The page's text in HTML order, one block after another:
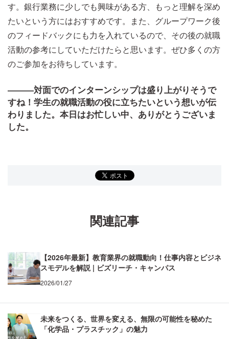
す。銀行業務に少しでも興味がある方、もっと理解を深め
たいという方にはおすすめです。また、グループワーク後
のフィードバックにも力を入れているので、その後の就職
活動の参考にしていただけたらと思います。ぜひ多くの方
のご参加をお待ちしています。
―――対面でのインターンシップは盛り上がりそうで
すね！学生の就職活動の役に立ちたいという想いが伝
わりました。本日はお忙しい中、ありがとうございま
した。
関連記事
【2026年最新】教育業界の就職動向！仕事内容とビジネ
スモデルを解説 | ビズリーチ・キャンパス
2026/01/27
未来をつくる、世界を変える、無限の可能性を秘めた
「化学品・プラスチック」の魅力